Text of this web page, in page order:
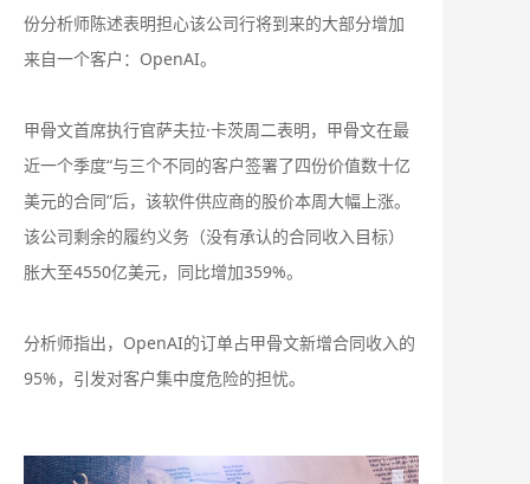
份分析师陈述表明担心该公司行将到来的大部分增加
来自一个客户：OpenAI。
甲骨文首席执行官萨夫拉·卡茨周二表明，甲骨文在最
近一个季度“与三个不同的客户签署了四份价值数十亿
美元的合同”后，该软件供应商的股价本周大幅上涨。
该公司剩余的履约义务（没有承认的合同收入目标）
胀大至4550亿美元，同比增加359%。
分析师指出，OpenAI的订单占甲骨文新增合同收入的
95%，引发对客户集中度危险的担忧‌。